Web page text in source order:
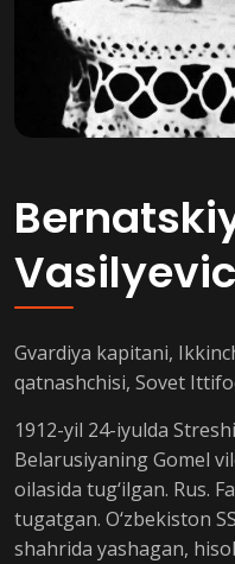
Gvardiya kapitani,
qatnashchisi, Sovet
1912-yil 24-iyulda
Belarusiyaning Gomel
oilasida tug‘ilgan. Rus.
tugatgan. O‘zbekiston
shahrida yashagan,